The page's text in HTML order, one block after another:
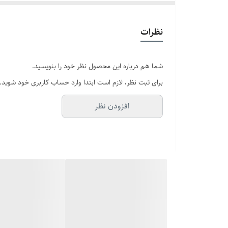
دستبند قابل تنظیم
نظرات
شما هم درباره این محصول نظر خود را بنویسید.
برای ثبت نظر، لازم است ابتدا وارد حساب کاربری خود شوید.
افزودن نظر